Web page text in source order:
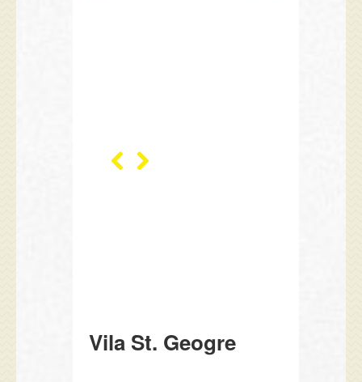
Vila St. Geogre